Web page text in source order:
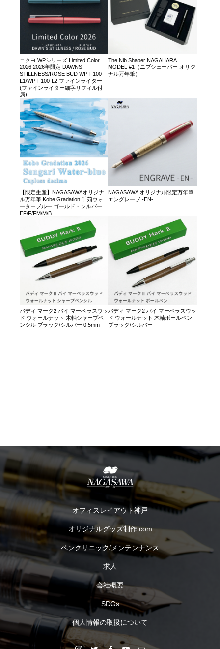
コクヨ WPシリーズ Limited Color
2026 2026年限定 DAWNS
STILLNESS/ROSE BUD WP-F100-
L1/WP-F100-L2 ファインライター
(ファインライター細字リフィル付
属)
The Nib Shaper NAGAHARA
MODEL #1（ニブシェーパー オリジ
ナル万年筆）
【限定生産】NAGASAWAオリジナ
ル万年筆 Kobe Gradation 千苅ウォ
ーターブルー ゴールド・シルバー
EF/F/FM/M/B
NAGASAWA オリジナル限定万年筆
エングレーブ -EN-
バディ マーク2 バイ マーベラスウッ
ド ウォールナット 木軸シャープペ
ンシル ブラック/シルバー 0.5mm
バディ マーク2 バイ マーベラスウッ
ド ウォールナット 木軸ボールペン
ブラック/シルバー
オフィスレイアウト神戸
オリジナルグッズ制作.com
ペンクリニック/メンテンナンス
求人
会社概要
SDGs
個人情報の取扱について